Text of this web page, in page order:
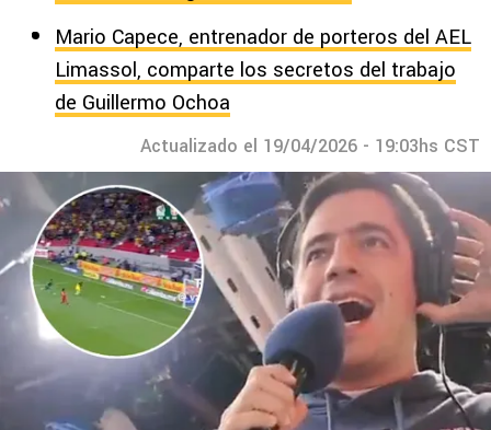
Mario Capece, entrenador de porteros del AEL
Limassol, comparte los secretos del trabajo
de Guillermo Ochoa
Actualizado el 19/04/2026 - 19:03hs CST